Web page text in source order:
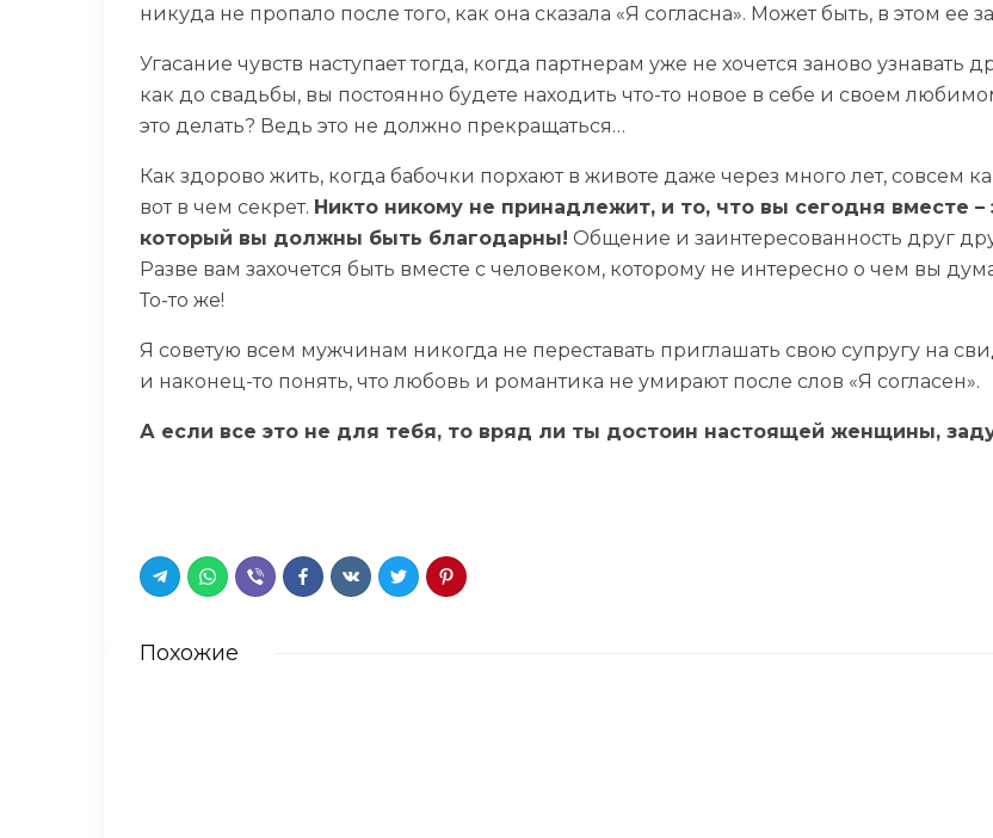
никуда не пропало после того, как она сказала «Я согласна». Может быть, в этом ее
Угасание чувств наступает тогда, когда партнерам уже не хочется заново узнавать
как до свадьбы, вы постоянно будете находить что-то новое в себе и своем
это делать? Ведь это не должно прекращаться…
Как здорово жить, когда бабочки порхают в животе даже через много лет, совсем
вот в чем секрет. Никто никому не принадлежит, и то, что вы сегодня вместе
который вы должны быть благодарны! Общение и заинтересованность друг
Разве вам захочется быть вместе с человеком, которому не интересно о чем вы
То-то же!
Я советую всем мужчинам никогда не переставать приглашать свою супругу на
и наконец-то понять, что любовь и романтика не умирают после слов «Я согласен».
А если все это не для тебя, то вряд ли ты достоин настоящей женщины,
Похожие